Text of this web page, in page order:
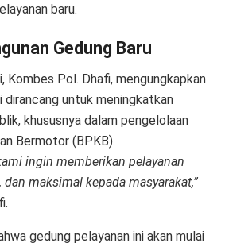
baru.
Gedung Baru
Kombes Pol. Dhafi, mengungkapkan
dirancang untuk meningkatkan
khususnya dalam pengelolaan
Bermotor (BPKB).
ingin memberikan pelayanan
maksimal kepada masyarakat,”
gedung pelayanan ini akan mulai